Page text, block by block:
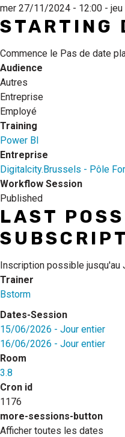
mer 27/11/2024 - 12:00 -
STARTING
Commence le Pas de date
Audience
Autres
Entreprise
Employé
Training
Power BI
Entreprise
Digitalcity.Brussels - Pôle
Workflow Session
Published
LAST
Inscription possible jusqu'au
Trainer
Bstorm
Dates-Session
15/06/2026 - Jour entier
16/06/2026 - Jour entier
Room
3.8
Cron id
1176
more-sessions-button
Afficher toutes les dates